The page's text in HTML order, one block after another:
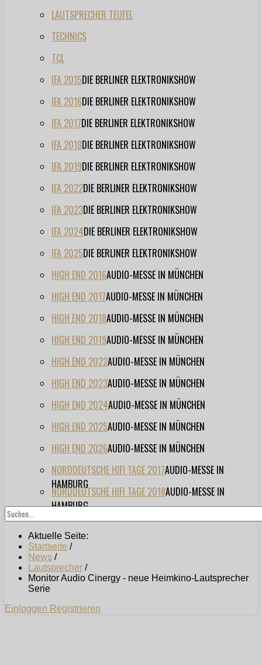
LAUTSPRECHER TEUFEL
TECHNICS
TCL
IFA 2015DIE BERLINER ELEKTRONIKSHOW
IFA 2016DIE BERLINER ELEKTRONIKSHOW
IFA 2017DIE BERLINER ELEKTRONIKSHOW
IFA 2018DIE BERLINER ELEKTRONIKSHOW
IFA 2019DIE BERLINER ELEKTRONIKSHOW
IFA 2022DIE BERLINER ELEKTRONIKSHOW
IFA 2023DIE BERLINER ELEKTRONIKSHOW
IFA 2024DIE BERLINER ELEKTRONIKSHOW
IFA 2025DIE BERLINER ELEKTRONIKSHOW
HIGH END 2016AUDIO-MESSE IN MÜNCHEN
HIGH END 2017AUDIO-MESSE IN MÜNCHEN
HIGH END 2018AUDIO-MESSE IN MÜNCHEN
HIGH END 2019AUDIO-MESSE IN MÜNCHEN
HIGH END 2022AUDIO-MESSE IN MÜNCHEN
HIGH END 2023AUDIO-MESSE IN MÜNCHEN
HIGH END 2024AUDIO-MESSE IN MÜNCHEN
HIGH END 2025AUDIO-MESSE IN MÜNCHEN
HIGH END 2026AUDIO-MESSE IN MÜNCHEN
NORDDEUTSCHE HIFI TAGE 2017AUDIO-MESSE IN
HAMBURG
NORDDEUTSCHE HIFI TAGE 2018AUDIO-MESSE IN
HAMBURG
Aktuelle Seite:
Startseite /
News /
Lautsprecher /
Monitor Audio Cinergy - neue Heimkino-Lautsprecher
Serie
Einloggen Registrieren